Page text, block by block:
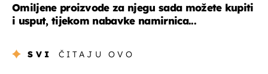
Omiljene proizvode za njegu sada možete kupiti
i usput, tijekom nabavke namirnica...
SVI ČITAJU OVO